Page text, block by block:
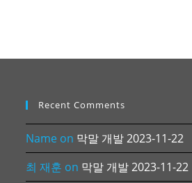
Recent Comments
Name on 막말 개발 2023-11-22
최 재훈 on 막말 개발 2023-11-22